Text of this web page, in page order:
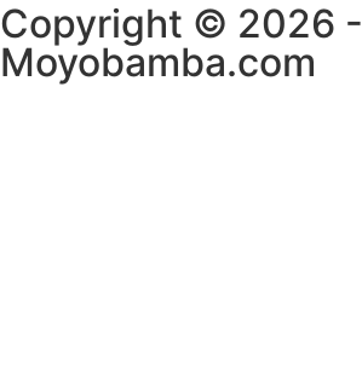
Copyright © 2026 -
Moyobamba.com